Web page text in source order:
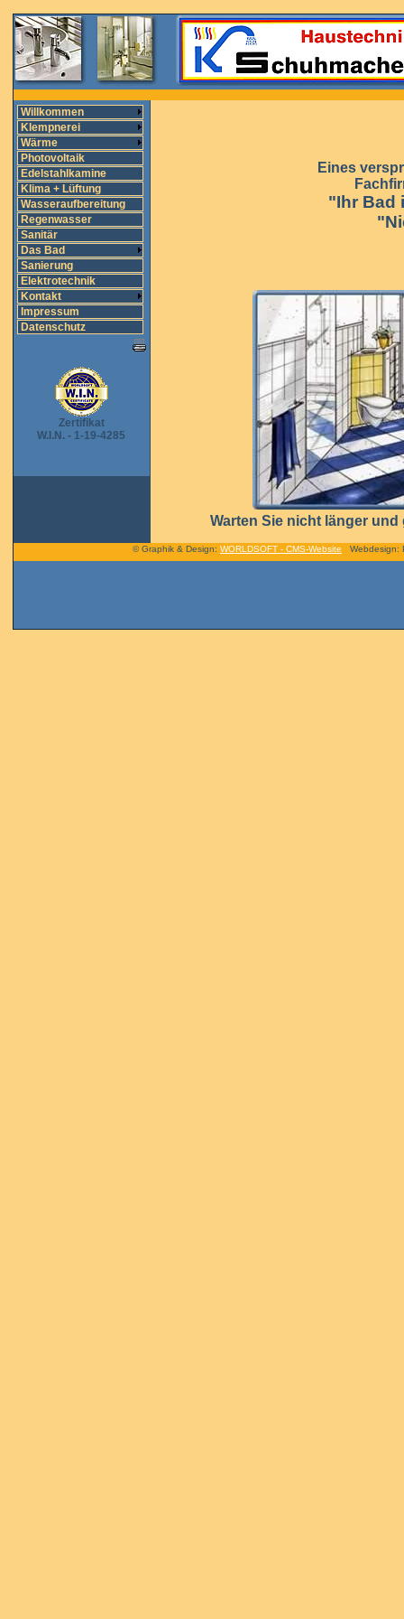
Willkommen
Klempnerei
Wärme
Photovoltaik
Edelstahlkamine
Klima + Lüftung
Wasseraufbereitung
Regenwasser
Sanitär
Das Bad
Sanierung
Elektrotechnik
Kontakt
Impressum
Datenschutz
Zertifikat
W.I.N. - 1-19-4285
Eines
"Ihr Bad
Warten Sie nicht länger
© Graphik & Design: WORLDSOFT - CMS-Website Webdesign: